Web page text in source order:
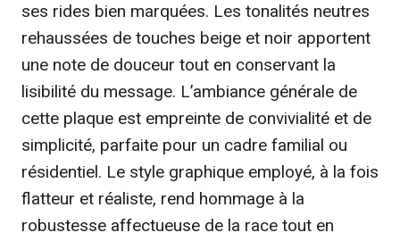
ses rides bien marquées. Les tonalités neutres
rehaussées de touches beige et noir apportent
une note de douceur tout en conservant la
lisibilité du message. L’ambiance générale de
cette plaque est empreinte de convivialité et de
simplicité, parfaite pour un cadre familial ou
résidentiel. Le style graphique employé, à la fois
flatteur et réaliste, rend hommage à la
robustesse affectueuse de la race tout en